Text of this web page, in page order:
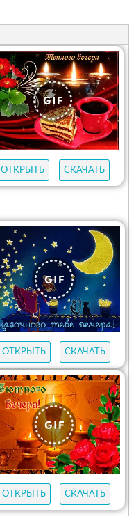
ОТКРЫТЬ СКАЧАТЬ
ОТКРЫТЬ СКАЧАТЬ
ОТКРЫТЬ СКАЧАТЬ